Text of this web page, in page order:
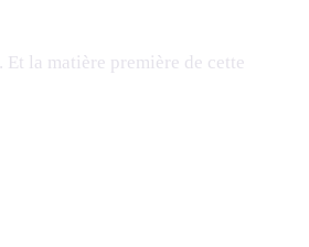
. Et la matière première de cette